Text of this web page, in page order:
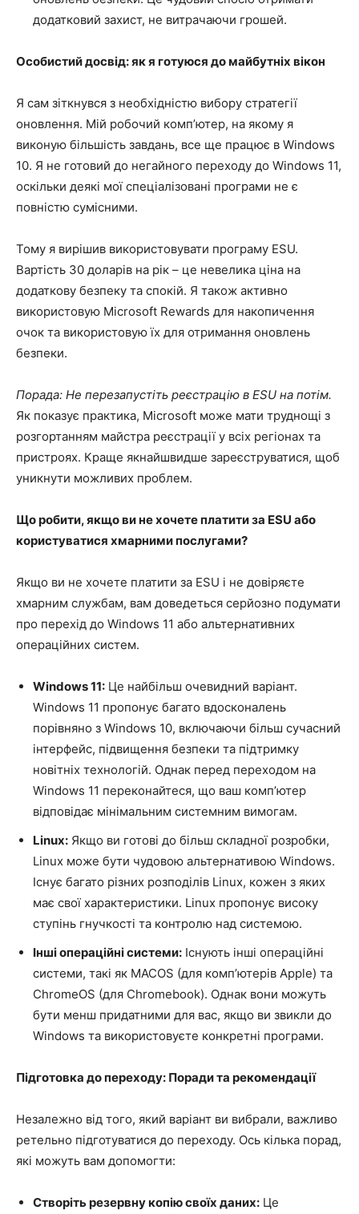
додатковий захист, не витрачаючи грошей.
Особистий досвід: як я готуюся до майбутніх вікон
Я сам зіткнувся з необхідністю вибору стратегії
оновлення. Мій робочий комп’ютер, на якому я
виконую більшість завдань, все ще працює в Windows
10. Я не готовий до негайного переходу до Windows 11,
оскільки деякі мої спеціалізовані програми не є
повністю сумісними.
Тому я вирішив використовувати програму ESU.
Вартість 30 доларів на рік – це невелика ціна на
додаткову безпеку та спокій. Я також активно
використовую Microsoft Rewards для накопичення
очок та використовую їх для отримання оновлень
безпеки.
Порада: Не перезапустіть реєстрацію в ESU на потім.
Як показує практика, Microsoft може мати труднощі з
розгортанням майстра реєстрації у всіх регіонах та
пристроях. Краще якнайшвидше зареєструватися, щоб
уникнути можливих проблем.
Що робити, якщо ви не хочете платити за ESU або
користуватися хмарними послугами?
Якщо ви не хочете платити за ESU і не довіряєте
хмарним службам, вам доведеться серйозно подумати
про перехід до Windows 11 або альтернативних
операційних систем.
Windows 11: Це найбільш очевидний варіант.
Windows 11 пропонує багато вдосконалень
порівняно з Windows 10, включаючи більш сучасний
інтерфейс, підвищення безпеки та підтримку
новітніх технологій. Однак перед переходом на
Windows 11 переконайтеся, що ваш комп’ютер
відповідає мінімальним системним вимогам.
Linux: Якщо ви готові до більш складної розробки,
Linux може бути чудовою альтернативою Windows.
Існує багато різних розподілів Linux, кожен з яких
має свої характеристики. Linux пропонує високу
ступінь гнучкості та контролю над системою.
Інші операційні системи: Існують інші операційні
системи, такі як MACOS (для комп’ютерів Apple) та
ChromeOS (для Chromebook). Однак вони можуть
бути менш придатними для вас, якщо ви звикли до
Windows та використовуєте конкретні програми.
Підготовка до переходу: Поради та рекомендації
Незалежно від того, який варіант ви вибрали, важливо
ретельно підготуватися до переходу. Ось кілька порад,
які можуть вам допомогти:
Створіть резервну копію своїх даних: Це